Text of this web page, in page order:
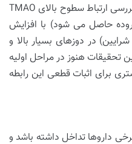
همچنین، برخی تحقیقات در حال بررسی ارتباط سطوح بالای TMAO
روده حاصل می شود) با افزایش
در دوزهای بسیار بالا و
تحقیقات هنوز در مراحل اولیه
برای اثبات قطعی این رابطه
داروها تداخل داشته باشد و